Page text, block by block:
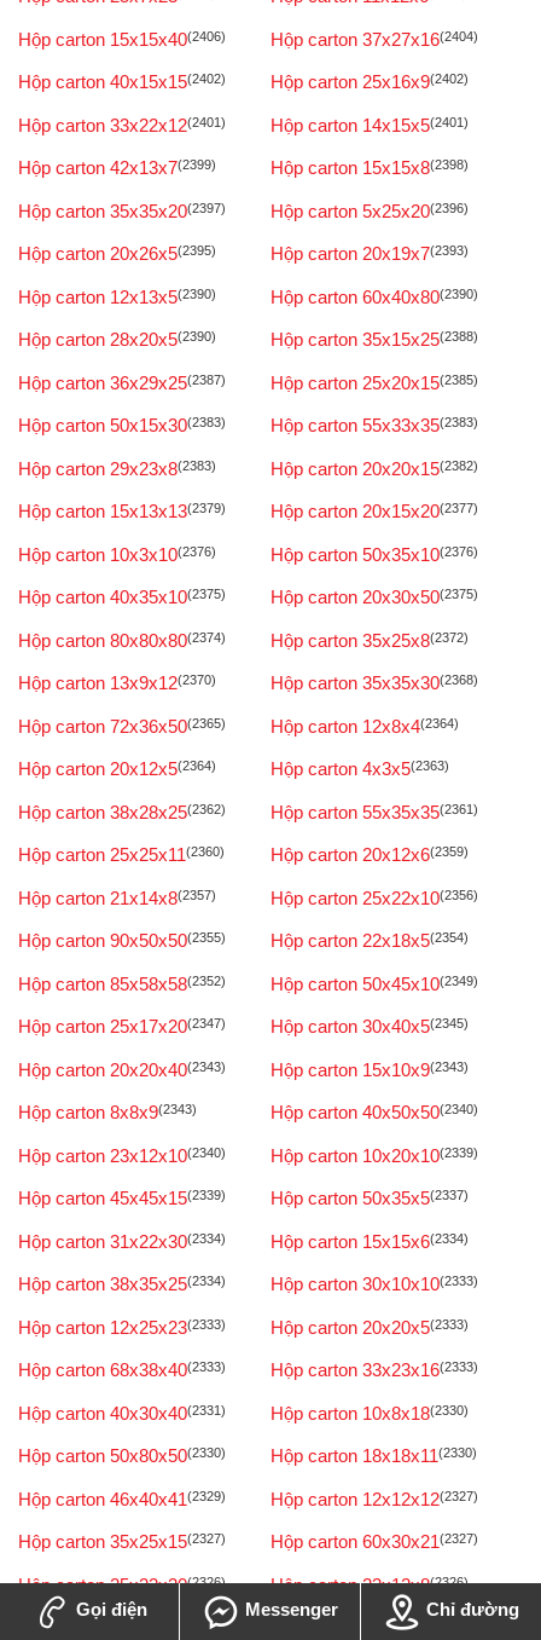
Hộp carton 15x15x40(2406) Hộp carton 37x27x16(2404)
Hộp carton 40x15x15(2402) Hộp carton 25x16x9(2402)
Hộp carton 33x22x12(2401) Hộp carton 14x15x5(2401)
Hộp carton 42x13x7(2399) Hộp carton 15x15x8(2398)
Hộp carton 35x35x20(2397) Hộp carton 5x25x20(2396)
Hộp carton 20x26x5(2395) Hộp carton 20x19x7(2393)
Hộp carton 12x13x5(2390) Hộp carton 60x40x80(2390)
Hộp carton 28x20x5(2390) Hộp carton 35x15x25(2388)
Hộp carton 36x29x25(2387) Hộp carton 25x20x15(2385)
Hộp carton 50x15x30(2383) Hộp carton 55x33x35(2383)
Hộp carton 29x23x8(2383) Hộp carton 20x20x15(2382)
Hộp carton 15x13x13(2379) Hộp carton 20x15x20(2377)
Hộp carton 10x3x10(2376) Hộp carton 50x35x10(2376)
Hộp carton 40x35x10(2375) Hộp carton 20x30x50(2375)
Hộp carton 80x80x80(2374) Hộp carton 35x25x8(2372)
Hộp carton 13x9x12(2370) Hộp carton 35x35x30(2368)
Hộp carton 72x36x50(2365) Hộp carton 12x8x4(2364)
Hộp carton 20x12x5(2364) Hộp carton 4x3x5(2363)
Hộp carton 38x28x25(2362) Hộp carton 55x35x35(2361)
Hộp carton 25x25x11(2360) Hộp carton 20x12x6(2359)
Hộp carton 21x14x8(2357) Hộp carton 25x22x10(2356)
Hộp carton 90x50x50(2355) Hộp carton 22x18x5(2354)
Hộp carton 85x58x58(2352) Hộp carton 50x45x10(2349)
Hộp carton 25x17x20(2347) Hộp carton 30x40x5(2345)
Hộp carton 20x20x40(2343) Hộp carton 15x10x9(2343)
Hộp carton 8x8x9(2343) Hộp carton 40x50x50(2340)
Hộp carton 23x12x10(2340) Hộp carton 10x20x10(2339)
Hộp carton 45x45x15(2339) Hộp carton 50x35x5(2337)
Hộp carton 31x22x30(2334) Hộp carton 15x15x6(2334)
Hộp carton 38x35x25(2334) Hộp carton 30x10x10(2333)
Hộp carton 12x25x23(2333) Hộp carton 20x20x5(2333)
Hộp carton 68x38x40(2333) Hộp carton 33x23x16(2333)
Hộp carton 40x30x40(2331) Hộp carton 10x8x18(2330)
Hộp carton 50x80x50(2330) Hộp carton 18x18x11(2330)
Hộp carton 46x40x41(2329) Hộp carton 12x12x12(2327)
Hộp carton 35x25x15(2327) Hộp carton 60x30x21(2327)
Hộp carton 25x22x20(2326) Hộp carton 23x12x8(2326)
Hộp carton 100x80x7 (2325) Hộp carton 90x15x10
Gọi điện Messenger Chỉ đường